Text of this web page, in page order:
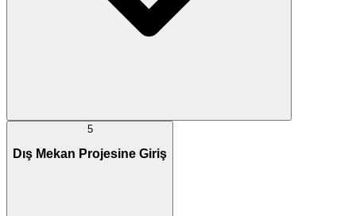
5
Dış Mekan Projesine Giriş